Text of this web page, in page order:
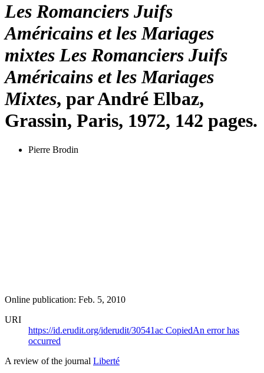
Les Romanciers Juifs
Américains et les Mariages
mixtes Les Romanciers Juifs
Américains et les Mariages
Mixtes, par André Elbaz,
Grassin, Paris, 1972, 142 pages.
Pierre Brodin
Online publication: Feb. 5, 2010
URI
https://id.erudit.org/iderudit/30541ac CopiedAn error has
occurred
A review of the journal Liberté